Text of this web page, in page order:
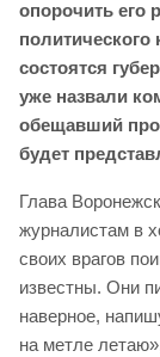
опорочить его
политического
состоятся
уже назвали
обещавший
будет
Глава
журналистам в
своих врагов
известны. Они
наверное,
на метле